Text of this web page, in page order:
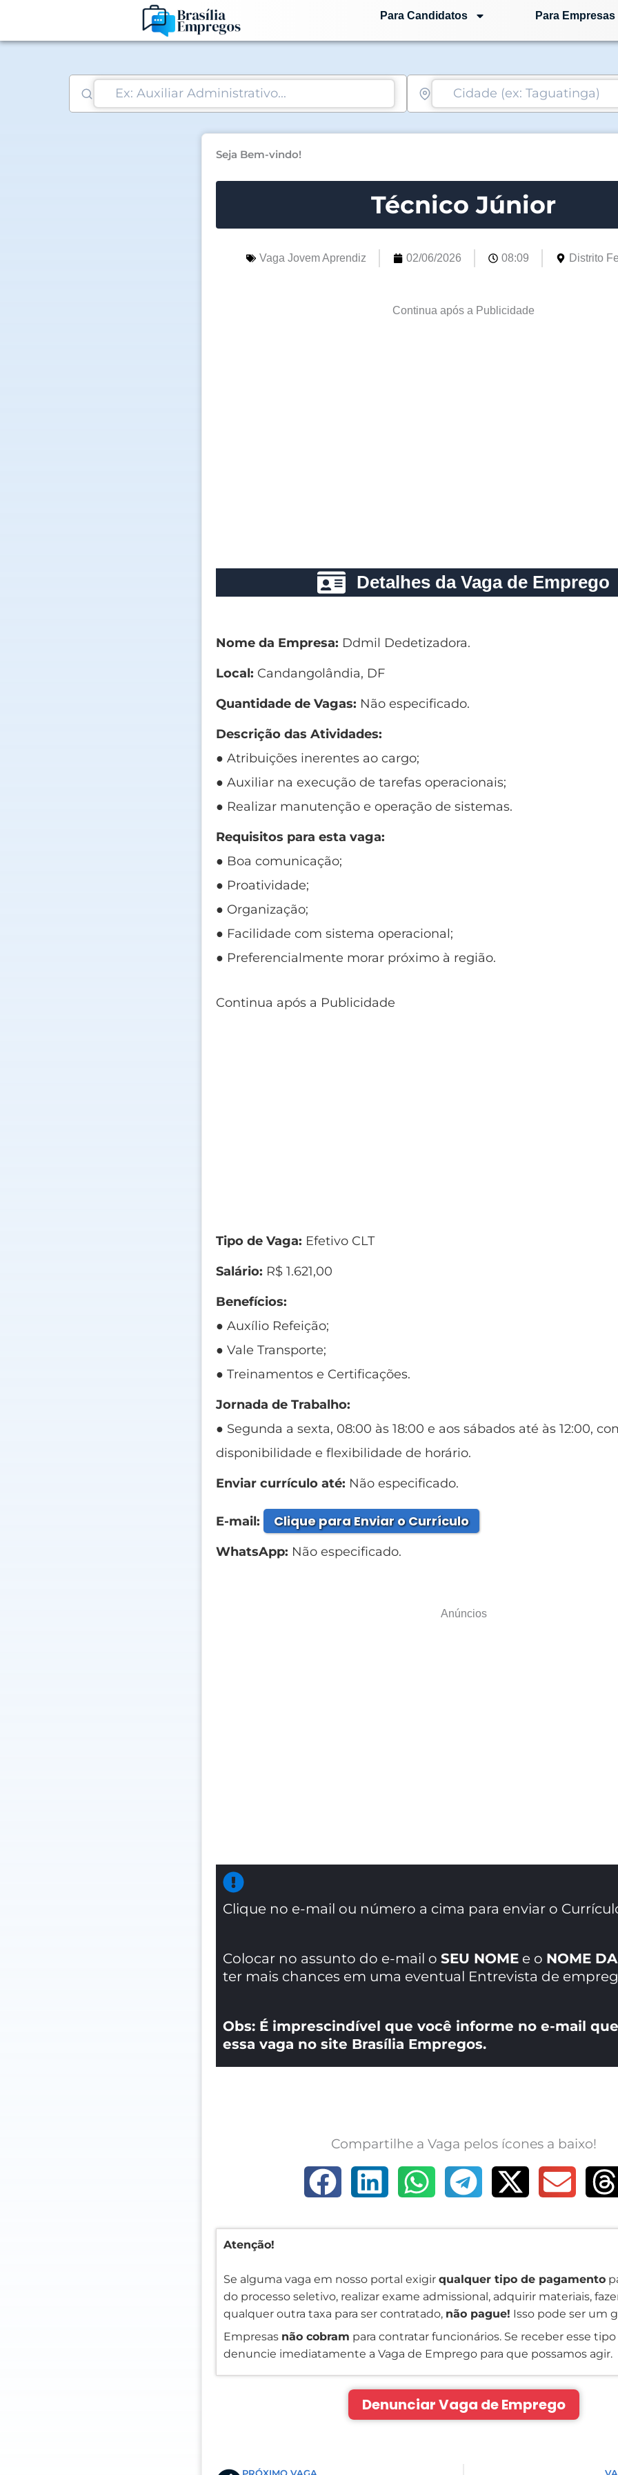
o
Para Candidatos Para Empresas
Seja Bem-vindo!
Técnico Júnior
Vaga Jovem Aprendiz 02/06/2026 08:09 Distrito
Continua após a Publicidade
Detalhes da Vaga de Emprego
Nome da Empresa: Ddmil Dedetizadora.
Local: Candangolândia, DF
Quantidade de Vagas: Não especificado.
Descrição das Atividades:
● Atribuições inerentes ao cargo;
● Auxiliar na execução de tarefas operacionais;
● Realizar manutenção e operação de sistemas.
Requisitos para esta vaga:
● Boa comunicação;
● Proatividade;
● Organização;
● Facilidade com sistema operacional;
● Preferencialmente morar próximo à região.
Continua após a Publicidade
Tipo de Vaga: Efetivo CLT
Salário: R$ 1.621,00
Benefícios:
● Auxílio Refeição;
● Vale Transporte;
● Treinamentos e Certificações.
Jornada de Trabalho:
● Segunda a sexta, 08:00 às 18:00 e aos sábados até às 12:00,
disponibilidade e flexibilidade de horário.
Enviar currículo até: Não especificado.
E-mail: Clique para Enviar o Currículo
WhatsApp: Não especificado.
Anúncios
Clique no e-mail ou número a cima para enviar o
Colocar no assunto do e-mail oSEU NOME e o NOME
ter mais chances em uma eventual Entrevista de
Obs: É imprescindível que você informe no e-mail
essa vaga no site Brasília Empregos.
Compartilhe a Vaga pelos ícones a baixo!
Atenção!
Se alguma vaga em nosso portal exigirqualquer tipo de pagamento
do processo seletivo, realizar exame admissional, adquirir materiais,
qualquer outra taxa para ser contratado, não pague! Isso pode ser um
Empresas não cobram para contratar funcionários. Se receber esse
denuncie imediatamente a Vaga de Emprego para que possamos agir.
Denunciar Vaga de Emprego